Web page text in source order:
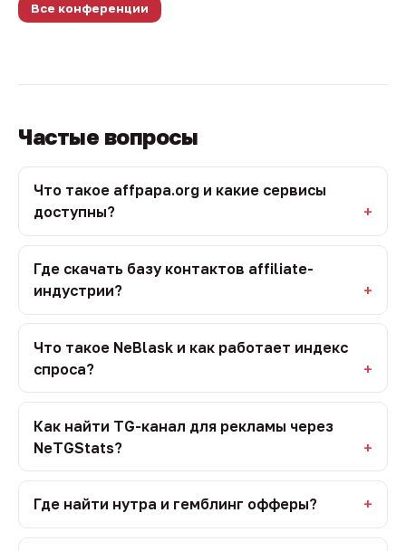
Все конференции
Частые вопросы
Что такое affpapa.org и какие сервисы
доступны?
Где скачать базу контактов affiliate-
индустрии?
Что такое NeBlask и как работает индекс
спроса?
Как найти TG-канал для рекламы через
NeTGStats?
Где найти нутра и гемблинг офферы?